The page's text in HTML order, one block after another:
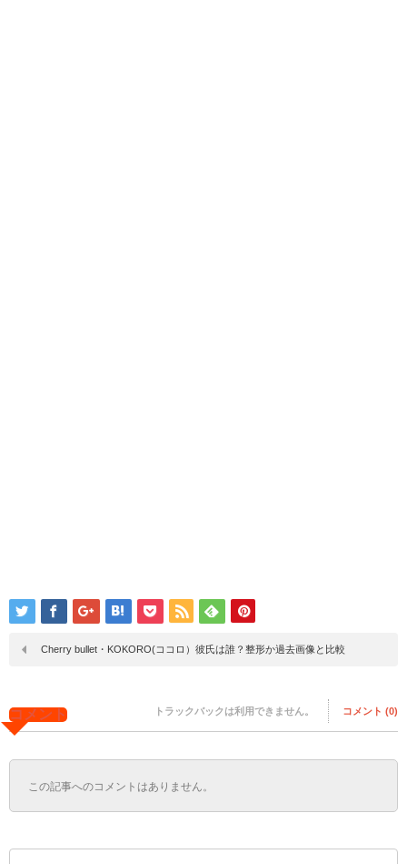
Cherry bullet・KOKORO(ココロ）彼氏は誰？整形か過去画像と比較
コメント トラックバックは利用できません。 コメント (0)
この記事へのコメントはありません。